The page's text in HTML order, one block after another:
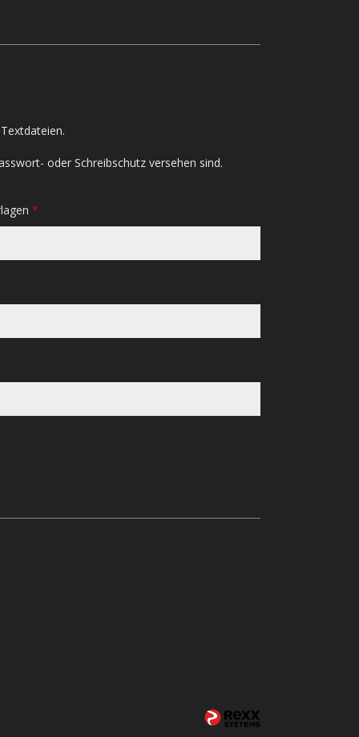
oder Schreibschutz versehen sind.
*